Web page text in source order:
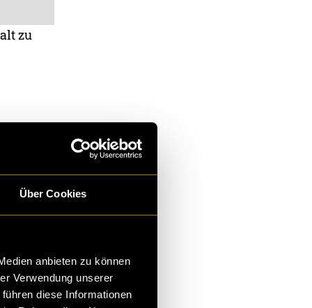
Über Cookies
anbieten zu können
Verwendung unserer
diese Informationen
zu
ich sie aber
und